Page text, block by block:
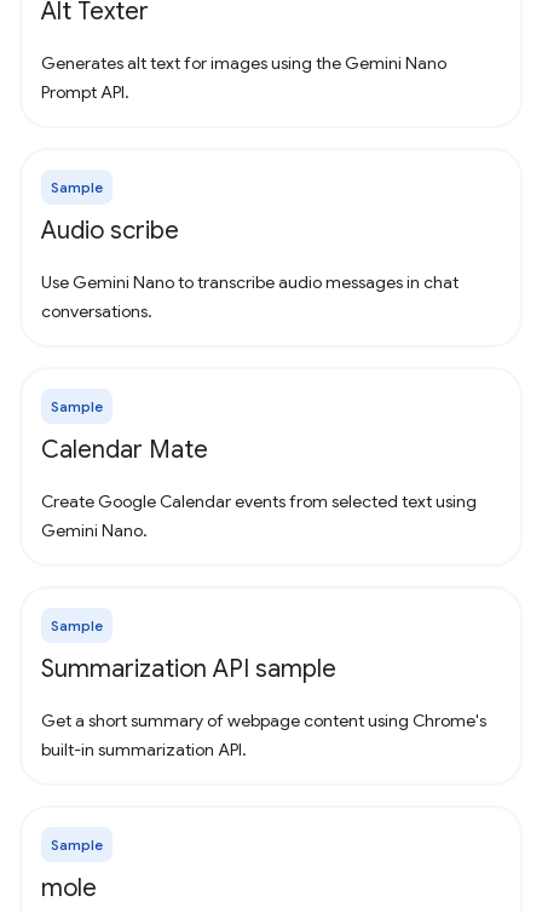
Alt Texter
Generates alt text for images using the Gemini Nano
Prompt API.
Sample
Audio scribe
Use Gemini Nano to transcribe audio messages in chat
conversations.
Sample
Calendar Mate
Create Google Calendar events from selected text using
Gemini Nano.
Sample
Summarization API sample
Get a short summary of webpage content using Chrome's
built-in summarization API.
Sample
mole